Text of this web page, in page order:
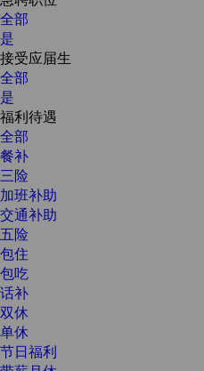
全部
是
接受应届生
全部
是
福利待遇
全部
餐补
三险
加班补助
交通补助
五险
包住
包吃
话补
双休
单休
节日福利